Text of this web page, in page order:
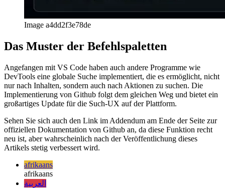
Image a4dd2f3e78de
Das Muster der Befehlspaletten
Angefangen mit VS Code haben auch andere Programme wie
DevTools eine globale Suche implementiert, die es ermöglicht, nicht
Implementierung von Github folgt dem gleichen Weg und bietet ein
großartiges Update für die Such-UX auf der Plattform.
Sehen Sie sich auch den Link im Addendum am Ende der Seite zur
neu ist, aber wahrscheinlich nach der Veröffentlichung dieses
Artikels stetig verbessert wird.